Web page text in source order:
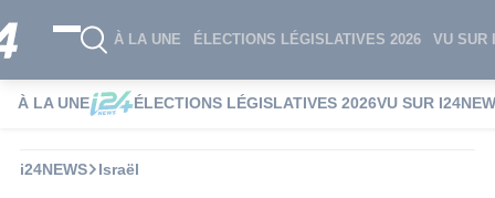
À LA UNE ÉLECTIONS LÉGISLATIVES 2026 VU SUR
À LA UNE ÉLECTIONS LÉGISLATIVES 2026VU SUR
i24NEWS Israël